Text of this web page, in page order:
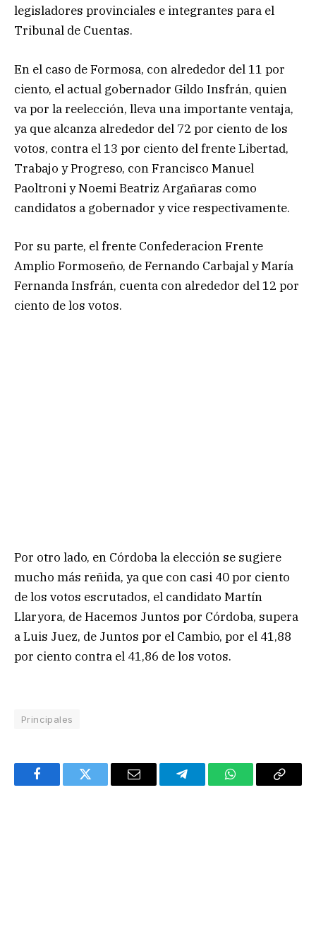
legisladores provinciales e integrantes para el
Tribunal de Cuentas.
En el caso de Formosa, con alrededor del 11 por
ciento, el actual gobernador Gildo Insfrán, quien
va por la reelección, lleva una importante ventaja,
ya que alcanza alrededor del 72 por ciento de los
votos, contra el 13 por ciento del frente Libertad,
Trabajo y Progreso, con Francisco Manuel
Paoltroni y Noemi Beatriz Argañaras como
candidatos a gobernador y vice respectivamente.
Por su parte, el frente Confederacion Frente
Amplio Formoseño, de Fernando Carbajal y María
Fernanda Insfrán, cuenta con alrededor del 12 por
ciento de los votos.
Por otro lado, en Córdoba la elección se sugiere
mucho más reñida, ya que con casi 40 por ciento
de los votos escrutados, el candidato Martín
Llaryora, de Hacemos Juntos por Córdoba, supera
a Luis Juez, de Juntos por el Cambio, por el 41,88
por ciento contra el 41,86 de los votos.
Principales
FacebookTwitter Email TelegramWhatsAppCopy